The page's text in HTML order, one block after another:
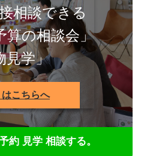
相談できる
算の相談会」
見学」
こちらへ
約 見学 相談する。